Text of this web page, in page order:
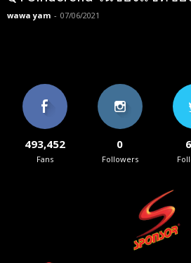
wawa yam - 07/06/2021
493,452
Fans
0
Followers